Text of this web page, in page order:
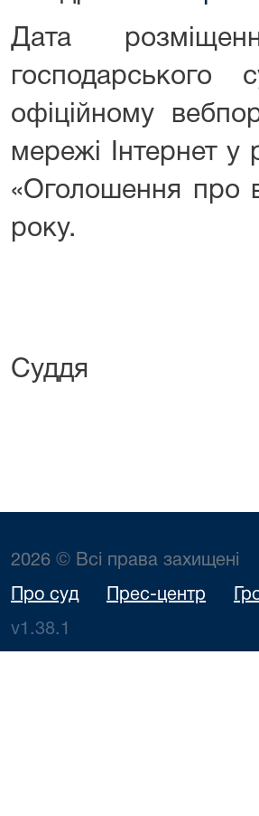
Дата
господарського
офіційному
мережі Інтернет у
«Оголошення про
року.
2026 © Всі права захищені
Про суд Прес-центр
v1.38.1